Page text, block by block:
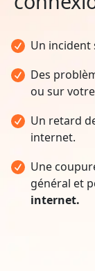
Un incident
Des
ou sur
Un retard
internet.
Une
général et
internet.